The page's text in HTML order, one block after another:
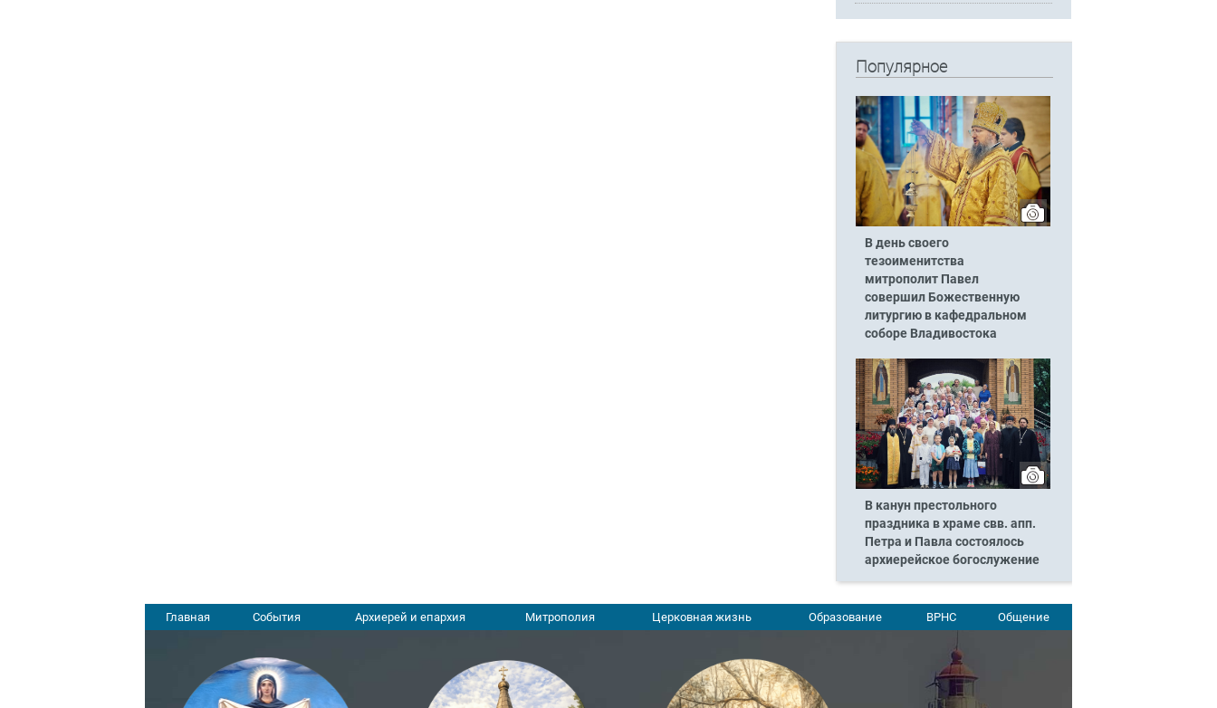
Популярное
В день своего
тезоименитства
митрополит Павел
совершил Божественную
литургию в кафедральном
соборе Владивостока
В канун престольного
праздника в храме свв. апп.
Петра и Павла состоялось
архиерейское богослужение
Главная События Архиерей и епархия Митрополия Церковная жизнь Образование ВРНС Общение